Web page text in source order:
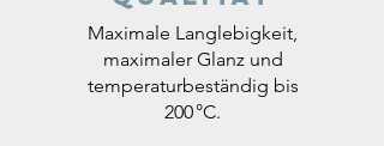
Maximale Langlebigkeit,
maximaler Glanz und
temperaturbeständig bis
200 °C.